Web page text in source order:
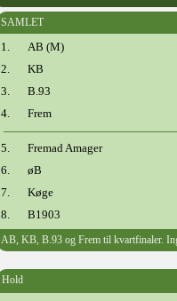
SAMLET
1. AB (M)
2.
KB
3.
B.93
4.
Frem
5. Fremad Amager
6.
øB
7.
Køge
8.
B1903
AB, KB, B.93 og Frem til kvartfinaler.
Hold